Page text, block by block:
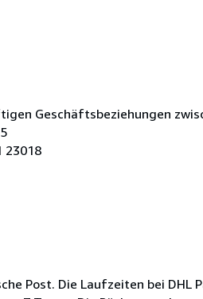
Geschäftsbeziehungen
23018
Post. Die Laufzeiten bei DHL